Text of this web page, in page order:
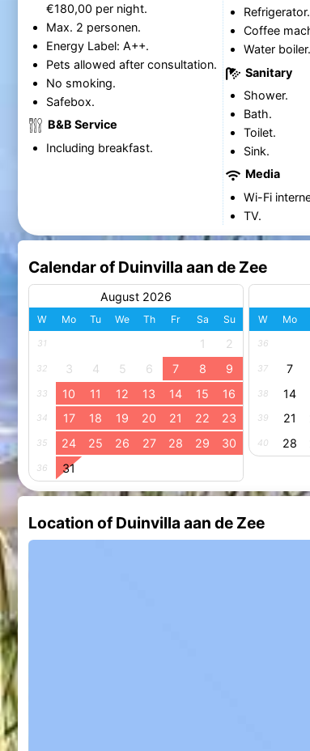
€180,00 per night.
Max. 2 personen.
Energy Label: A++.
Pets allowed after consultation.
No smoking.
Safebox.
B&B Service
Including breakfast.
Refrigerator.
Coffee
Water boiler.
Sanitary
Shower.
Bath.
Toilet.
Sink.
Media
Wi-Fi
TV.
Calendar of Duinvilla aan de Zee
August 2026
W Mo Tu We Th Fr Sa Su
31 1 2
32 3 4 5 6 7 8 9
33 10 11 12 13 14 15 16
34 17 18 19 20 21 22 23
35 24 25 26 27 28 29 30
36 31
W Mo
36
37 7
38 14
39 21
40 28
Location of Duinvilla aan de Zee